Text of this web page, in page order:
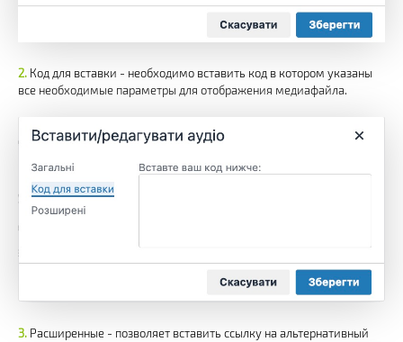
Код для вставки - необходимо вставить код в котором указаны
все необходимые параметры для отображения медиафайла.
Расширенные - позволяет вставить ссылку на альтернативный